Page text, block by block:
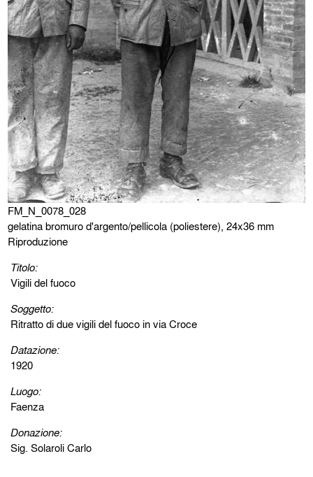
FM_N_0078_028
gelatina bromuro d'argento/pellicola (poliestere), 24x36 mm
Riproduzione
Titolo:
Vigili del fuoco
Soggetto:
Ritratto di due vigili del fuoco in via Croce
Datazione:
1920
Luogo:
Faenza
Donazione:
Sig. Solaroli Carlo